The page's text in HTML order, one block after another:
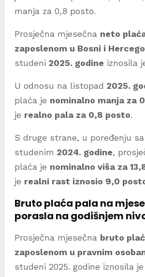
manja za 0,8 posto.
Prosječna mjesečna neto
zaposlenom u Bosni i
studeni 2025. godine iznosila
U odnosu na listopad 2025.
plaća je nominalno manja za
je realno pala za 0,8 posto.
S druge strane, u poređenju sa
studenim 2024. godine,
plaća je nominalno viša za
je realni rast iznosio 9,0
Bruto plaća pala na
porasla na godišnjem
Prosječna mjesečna bruto
zaposlenom u pravnim
studeni 2025. godine iznosila je